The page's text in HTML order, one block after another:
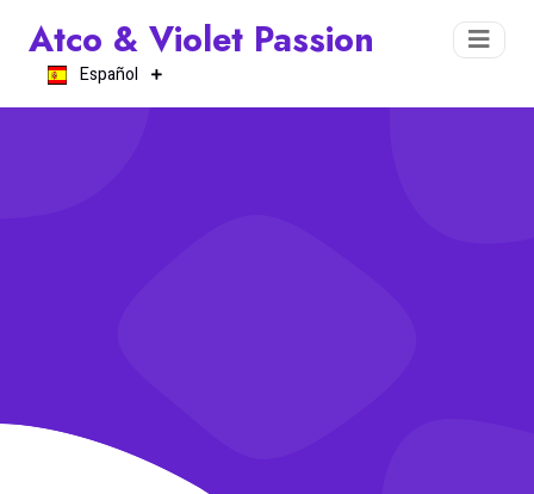
Atco & Violet Passion
Español